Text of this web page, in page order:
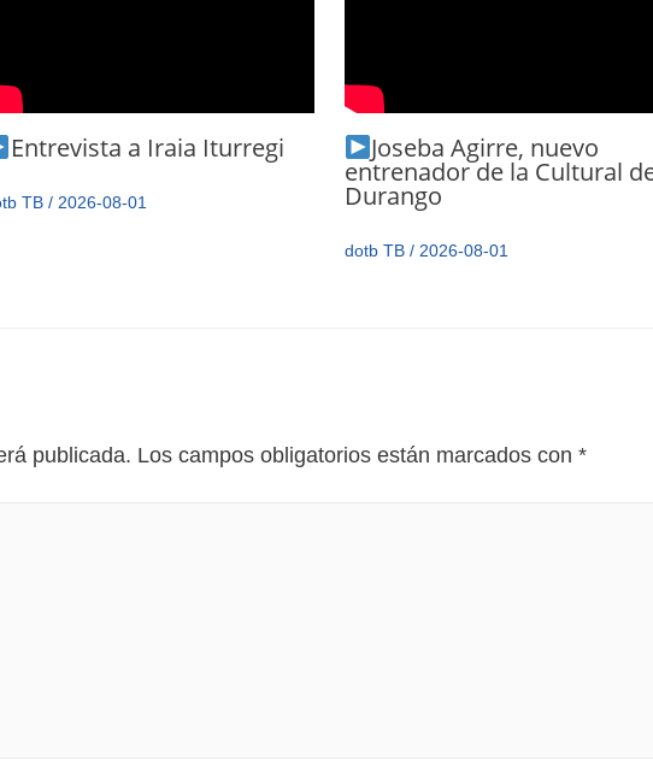
Entrevista a Iraia Iturregi
TB /2026-08-01
Joseba Agirre, nuevo
entrenador de la Cultural
Durango
dotb TB/ 2026-08-01
publicada. Los campos obligatorios están marcados con *